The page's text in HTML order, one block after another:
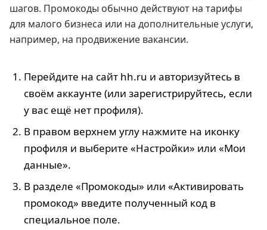
шагов. Промокоды обычно действуют на тарифы
для малого бизнеса или на дополнительные услуги,
например, на продвижение вакансии.
Перейдите на сайт hh.ru и авторизуйтесь в
своём аккаунте (или зарегистрируйтесь, если
у вас ещё нет профиля).
В правом верхнем углу нажмите на иконку
профиля и выберите «Настройки» или «Мои
данные».
В разделе «Промокоды» или «Активировать
промокод» введите полученный код в
специальное поле.